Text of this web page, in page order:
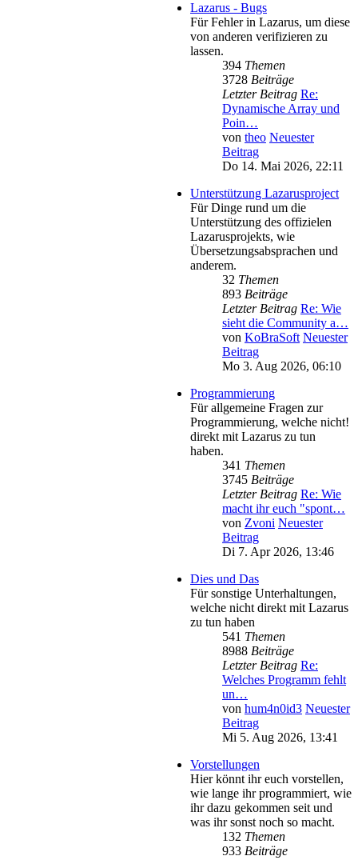
Lazarus - Bugs
Für Fehler in Lazarus, um diese
von anderen verifizieren zu
lassen.
394 Themen
3728 Beiträge
Letzter Beitrag Re:
Dynamische Array und
Poin…
von theo Neuester
Beitrag
Do 14. Mai 2026, 22:11
Unterstützung Lazarusproject
Für Dinge rund um die
Unterstützung des offizielen
Lazarusprojekts, wie
Übersetzungsabsprachen und
anderem.
32 Themen
893 Beiträge
Letzter Beitrag Re: Wie
sieht die Community a…
von KoBraSoft Neuester
Beitrag
Mo 3. Aug 2026, 06:10
Programmierung
Für allgemeine Fragen zur
Programmierung, welche nicht!
direkt mit Lazarus zu tun
haben.
341 Themen
3745 Beiträge
Letzter Beitrag Re: Wie
macht ihr euch "spont…
von Zvoni Neuester
Beitrag
Di 7. Apr 2026, 13:46
Dies und Das
Für sonstige Unterhaltungen,
welche nicht direkt mit Lazarus
zu tun haben
541 Themen
8988 Beiträge
Letzter Beitrag Re:
Welches Programm fehlt
un…
von hum4n0id3 Neuester
Beitrag
Mi 5. Aug 2026, 13:41
Vorstellungen
Hier könnt ihr euch vorstellen,
wie lange ihr programmiert, wie
ihr dazu gekommen seit und
was ihr sonst noch so macht.
132 Themen
933 Beiträge